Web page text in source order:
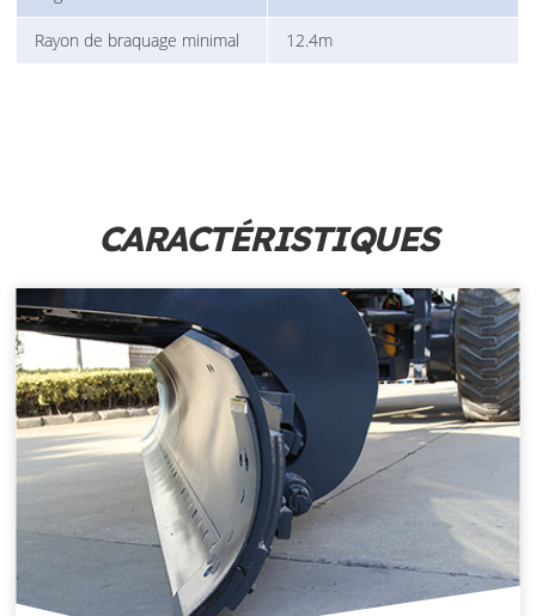
Rayon de braquage minimal 12.4m
CARACTÉRISTIQUES